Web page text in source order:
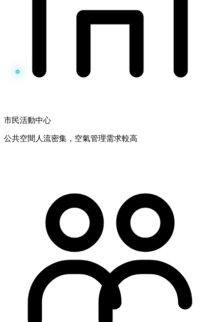
市民活動中心
公共空間人流密集，空氣管理需求較高